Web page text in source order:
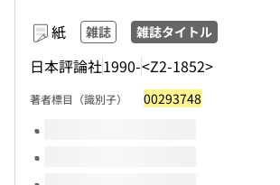
紙 雑誌 雑誌タイトル
日本評論社1990-<Z2-1852>
著者標目（識別子） 00293748
このタイトルの巻号